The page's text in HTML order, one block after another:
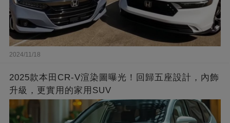
2024/11/18
2025款本田CR-V渲染圖曝光！回歸五座設計，內飾
升級，更實用的家用SUV